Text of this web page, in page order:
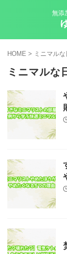
無添
HOME > ミニマルな
ミニマルな